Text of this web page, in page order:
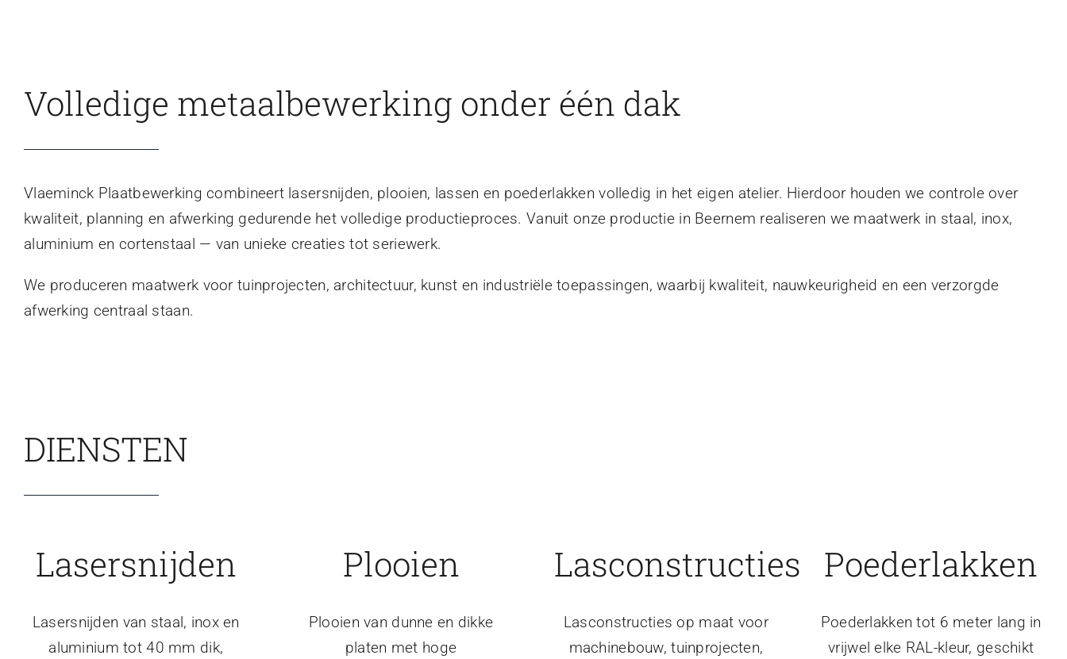
Volledige metaalbewerking onder één dak
Vlaeminck Plaatbewerking combineert lasersnijden, plooien, lassen en poederlakken volledig in het eigen atelier. Hierdoor houden we controle over
kwaliteit, planning en afwerking gedurende het volledige productieproces. Vanuit onze productie in Beernem realiseren we maatwerk in staal, inox,
aluminium en cortenstaal — van unieke creaties tot seriewerk.
We produceren maatwerk voor tuinprojecten, architectuur, kunst en industriële toepassingen, waarbij kwaliteit, nauwkeurigheid en een verzorgde
afwerking centraal staan.
DIENSTEN
Lasersnijden
Lasersnijden van staal, inox en
aluminium tot 40 mm dik,
Plooien
Plooien van dunne en dikke
platen met hoge
Lasconstructies
Lasconstructies op maat voor
machinebouw, tuinprojecten,
Poederlakken
Poederlakken tot 6 meter lang in
vrijwel elke RAL-kleur, geschikt